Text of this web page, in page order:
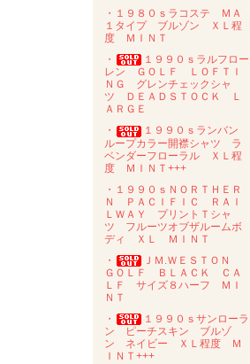
・１９８０ｓラコステ ＭＡ
１タイプ ブルゾン ＸＬ程
度 ＭＩＮＴ
・
１９９０ｓラルフロー
レン ＧＯＬＦ ＬＯＦＴＩ
ＮＧ グレンチェックシャ
ツ ＤＥＡＤＳＴＯＣＫ Ｌ
ＡＲＧＥ
・
１９９０ｓランバン
ループカラー開襟シャツ ラ
ベンダーフローラル ＸＬ程
度 ＭＩＮＴ+++
・１９９０ｓＮＯＲＴＨＥＲ
Ｎ ＰＡＣＩＦＩＣ ＲＡＩ
ＬＷＡＹ プリントＴシャ
ツ フルーツオブザルームボ
ディ ＸＬ ＭＩＮＴ
・
ＪＭ.ＷＥＳＴＯＮ
ＧＯＬＦ ＢＬＡＣＫ ＣＡ
ＬＦ サイズ８ハーフ ＭＩ
ＮＴ
・
１９９０ｓサンローラ
ン ピーチスキン ブルゾ
ン ネイビー ＸＬ程度 Ｍ
ＩＮＴ+++